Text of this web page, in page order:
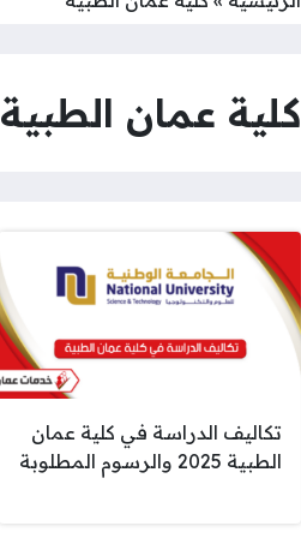
كلية عمان الطبية
تكاليف الدراسة في كلية عمان
الطبية 2025 والرسوم المطلوبة